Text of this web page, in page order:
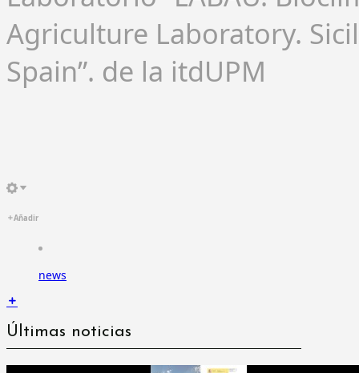
Agriculture Laboratory.
Spain”. de la itdUPM
Añadir
news
Últimas noticias